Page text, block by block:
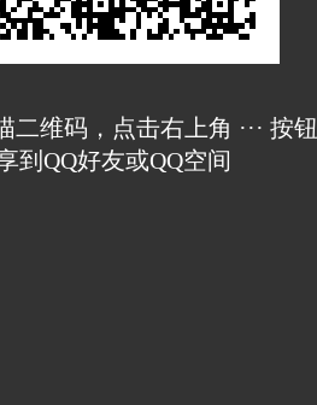
二维码，点击右上角 ··· 按钮
到QQ好友或QQ空间